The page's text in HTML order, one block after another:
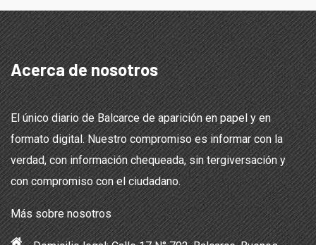
Acerca de nosotros
El único diario de Balcarce de aparición en papel y en
formato digital. Nuestro compromiso es informar con la
verdad, con información chequeada, sin tergiversación y
con compromiso con el ciudadano.
Más sobre nosotros